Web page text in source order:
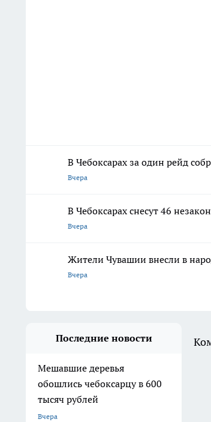
В Чебоксарах за один рейд
Вчера
В Чебоксарах снесут 46
Вчера
Жители Чувашии внесли в
Вчера
Последние новости
Мешавшие деревья
обошлись чебоксарцу в 600
тысяч рублей
Вчера